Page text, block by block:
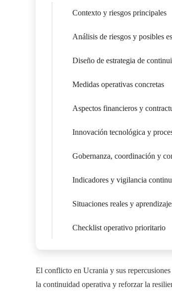
Contexto y riesgos principales
Análisis de riesgos y posibles
Diseño de estrategia de
Medidas operativas concretas
Aspectos financieros y
Innovación tecnológica y
Gobernanza, coordinación y
Indicadores y vigilancia
Situaciones reales y
Checklist operativo prioritario
El conflicto en Ucrania y sus
la continuidad operativa y reforzar la